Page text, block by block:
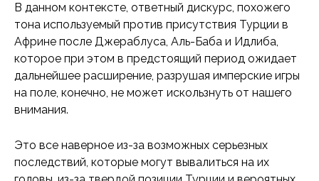
В данном контексте, ответный дискурс, похожего
тона используемый против присутствия Турции в
Африне после Джераблуса, Аль-Баба и Идлиба,
которое при этом в предстоящий период ожидает
дальнейшее расширение, разрушая имперские игры
на поле, конечно, не может искользнуть от нашего
внимания.
Это все наверное из-за возможных серьезных
последствий, которые могут вывалиться на их